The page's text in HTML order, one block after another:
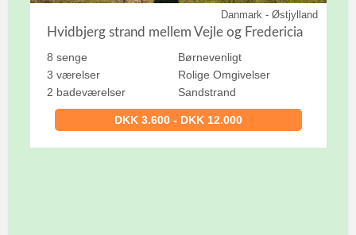
Danmark - Østjylland
Hvidbjerg strand mellem Vejle og Fredericia
8 senge
3 værelser
2 badeværelser
Børnevenligt
Rolige Omgivelser
Sandstrand
DKK 3.600 - DKK 12.000